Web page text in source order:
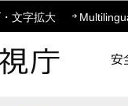
文字拡大